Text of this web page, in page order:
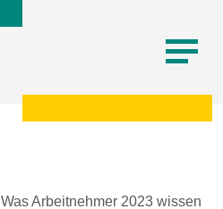
Was Arbeitnehmer 2023 wissen